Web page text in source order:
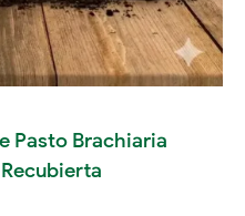
Pasto Brachiaria